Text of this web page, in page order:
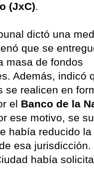
(JxC).
dictó una
que se
masa de fondos
Además, indicó
se realicen en
el Banco de la
ese motivo, se
había reducido la
esa jurisdicción.
había